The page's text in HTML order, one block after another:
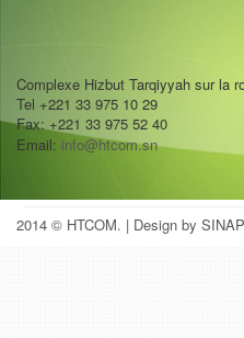
Complexe Hizbut Tarqiyyah sur la
Tel +221 33 975 10 29
Fax: +221 33 975 52 40
Email: info@htcom.sn
2014 © HTCOM. | Design by